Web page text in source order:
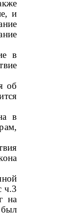
и
в
об
в
ч.3
на